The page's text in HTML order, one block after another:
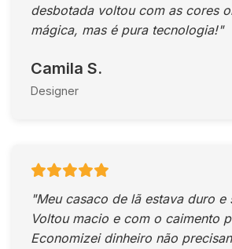
desbotada voltou com as cores
mágica, mas é pura tecnologia!"
Camila S.
Designer
"Meu casaco de lã estava duro e
Voltou macio e com o caimento
Economizei dinheiro não